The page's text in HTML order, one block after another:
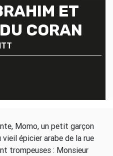
ET
CORAN
Momo, un petit garçon
épicier arabe de la rue
trompeuses : Monsieur